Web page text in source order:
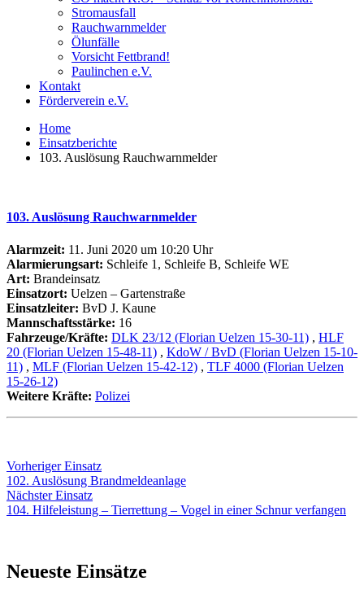
Stromausfall
Rauchwarnmelder
Ölunfälle
Vorsicht Fettbrand!
Paulinchen e.V.
Kontakt
Förderverein e.V.
Home
Einsatzberichte
103. Auslösung Rauchwarnmelder
103. Auslösung Rauchwarnmelder
Alarmzeit: 11. Juni 2020 um 10:20 Uhr
Alarmierungsart: Schleife 1, Schleife B, Schleife WE
Art: Brandeinsatz
Einsatzort: Uelzen – Gartenstraße
Einsatzleiter: BvD J. Kaune
Mannschaftsstärke: 16
Fahrzeuge/Kräfte: DLK 23/12 (Florian Uelzen 15-30-11) , HLF
20 (Florian Uelzen 15-48-11) , KdoW / BvD (Florian Uelzen 15-10-
11) , MLF (Florian Uelzen 15-42-12) , TLF 4000 (Florian Uelzen
15-26-12)
Weitere Kräfte: Polizei
Beitragsnavigation
Vorheriger EinsatzVorheriger
Einsatz:
102. Auslösung Brandmeldeanlage
Nächster EinsatzNächster
Einsatz:
104. Hilfeleistung – Tierrettung – Vogel in einer Schnur verfangen
Neueste Einsätze